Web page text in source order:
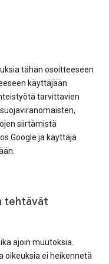
tähän osoitteeseen
käyttäjään
tarvittavien
siirtämistä
Google ja käyttäjä
tehtävät
ajoin muutoksia.
oikeuksia ei heikennetä